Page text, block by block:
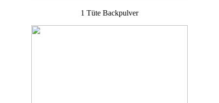
1 Tüte Backpulver